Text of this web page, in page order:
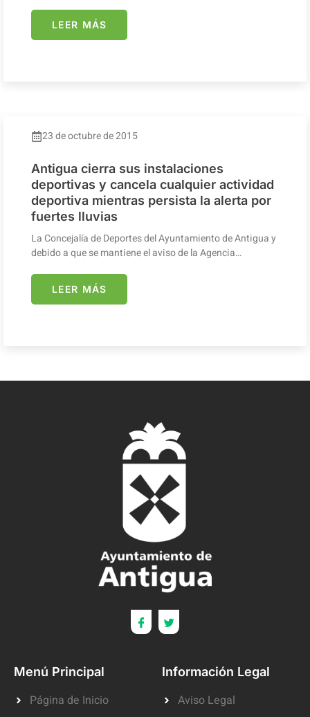
LEER MÁS
23 de octubre de 2015
Antigua cierra sus instalaciones
deportivas y cancela cualquier actividad
deportiva mientras persista la alerta por
fuertes lluvias
La Concejalía de Deportes del Ayuntamiento de Antigua y
debido a que se mantiene el aviso de la Agencia…
LEER MÁS
Menú Principal
Página de Inicio
Información Legal
Aviso Legal